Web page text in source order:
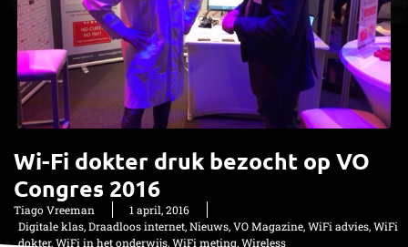
Wi-Fi dokter druk bezocht op VO
Congres 2016
Tiago Vreeman
1 april, 2016
Digitale klas,Draadloos internet,Nieuws,VO Magazine,WiFi advies,WiFi
dokter,WiFi in het onderwijs,WiFi meting,Wireless